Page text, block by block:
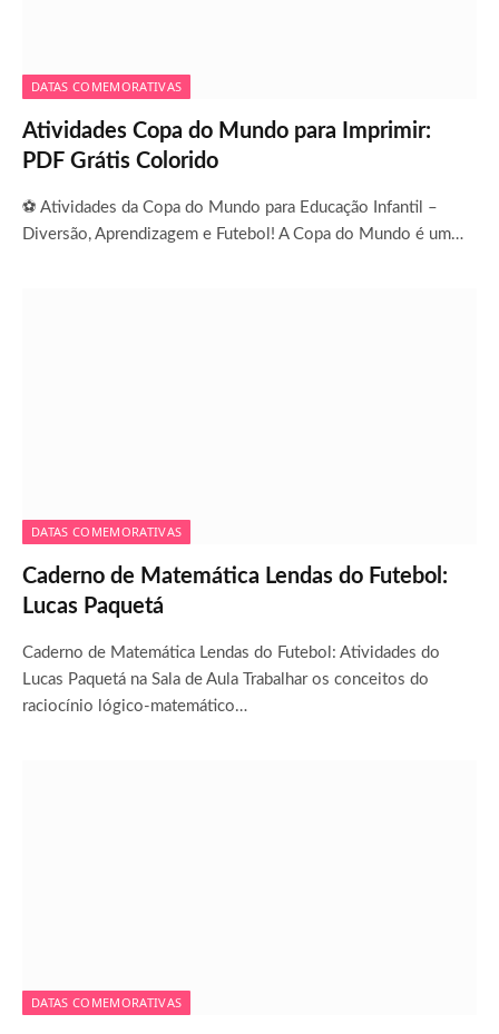
DATAS COMEMORATIVAS
Atividades Copa do Mundo para Imprimir:
PDF Grátis Colorido
⚽ Atividades da Copa do Mundo para Educação Infantil –
Diversão, Aprendizagem e Futebol! A Copa do Mundo é um…
DATAS COMEMORATIVAS
Caderno de Matemática Lendas do Futebol:
Lucas Paquetá
Caderno de Matemática Lendas do Futebol: Atividades do
Lucas Paquetá na Sala de Aula Trabalhar os conceitos do
raciocínio lógico-matemático…
DATAS COMEMORATIVAS